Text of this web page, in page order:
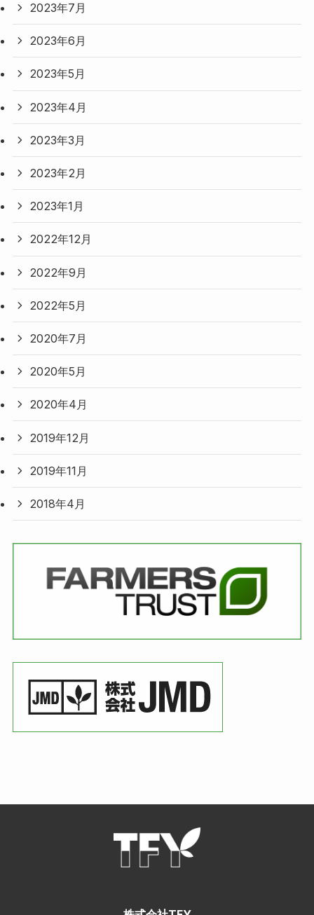
2023年7月
2023年6月
2023年5月
2023年4月
2023年3月
2023年2月
2023年1月
2022年12月
2022年9月
2022年5月
2020年7月
2020年5月
2020年4月
2019年12月
2019年11月
2018年4月